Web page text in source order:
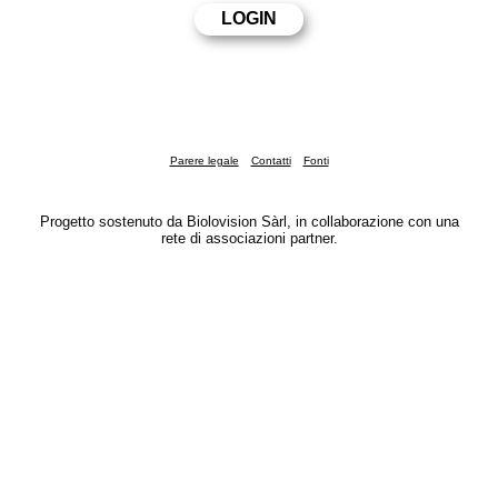
Parere legale Contatti Fonti
Progetto sostenuto da Biolovision Sàrl, in collaborazione con una
rete di associazioni partner.